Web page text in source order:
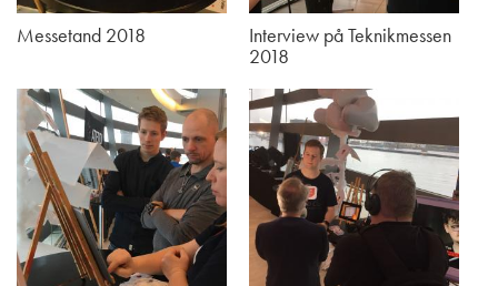
Messetand 2018
Interview på Teknikmessen
2018